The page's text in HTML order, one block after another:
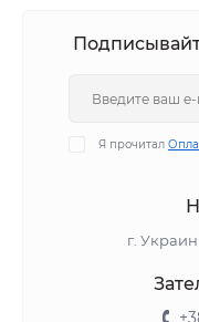
Я прочитал
г.